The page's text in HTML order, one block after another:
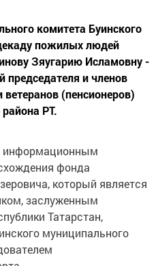
комитета Буинского
пожилых людей
Зяугарию Исламовну -
председателя и членов
(пенсионеров)
РТ.
информационным
фонда
который является
заслуженным
Татарстан,
муниципального